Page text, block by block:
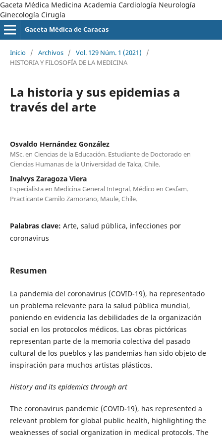
Gaceta Médica Medicina Academia Cardiología Neurología
Ginecología Cirugía
Gaceta Médica de Caracas
Inicio / Archivos / Vol. 129 Núm. 1 (2021)
/
HISTORIA Y FILOSOFÍA DE LA MEDICINA
La historia y sus epidemias a
través del arte
Osvaldo Hernández González
MSc. en Ciencias de la Educación. Estudiante de Doctorado en
Ciencias Humanas de la Universidad de Talca, Chile.
Inalvys Zaragoza Viera
Especialista en Medicina General Integral. Médico en Cesfam.
Practicante Camilo Zamorano, Maule, Chile.
Palabras clave: Arte, salud pública, infecciones por
coronavirus
Resumen
La pandemia del coronavirus (COVID-19), ha representado
un problema relevante para la salud pública mundial,
poniendo en evidencia las debilidades de la organización
social en los protocolos médicos. Las obras pictóricas
representan parte de la memoria colectiva del pasado
cultural de los pueblos y las pandemias han sido objeto de
inspiración para muchos artistas plásticos.
History and its epidemics through art
The coronavirus pandemic (COVID-19), has represented a
relevant problem for global public health, highlighting the
weaknesses of social organization in medical protocols. The